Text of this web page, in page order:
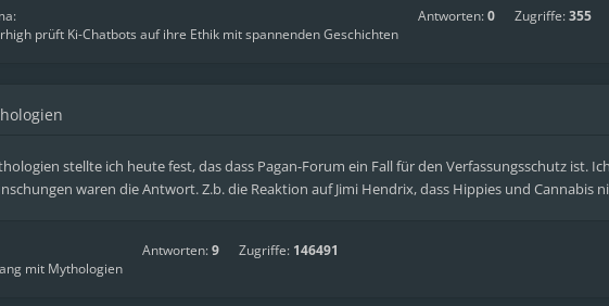
prüft Ki-Chatbots auf ihre Ethik mit spannenden Geschichten
Antworten:0 Zugriffe:355
stellte ich heute fest, das dass Pagan-Forum ein Fall für den Verfassungsschutz ist.
waren die Antwort. Z.b. die Reaktion auf Jimi Hendrix, dass Hippies und Cannabis
mit Mythologien
Antworten:9 Zugriffe: 146491